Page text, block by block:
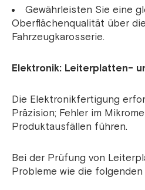
Gewährleisten Sie eine
Oberflächenqualität über
Fahrzeugkarosserie.
Elektronik: Leiterplatten-
Die Elektronikfertigung
Präzision; Fehler im
Produktausfällen führen.
Bei der Prüfung von
Probleme wie die